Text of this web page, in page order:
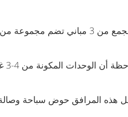
هذه المرافق حوض سباحة